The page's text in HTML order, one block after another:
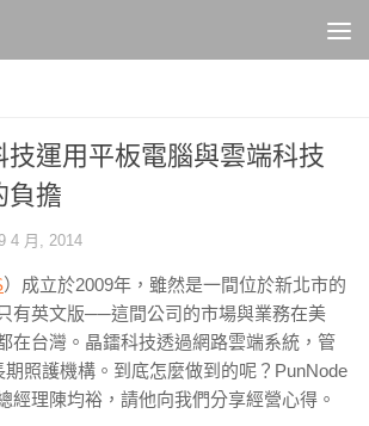
技運用平板電腦與雲端科技
負擔
4 月, 2014
）成立於2009年，雖然是一間位於新北市的
有英文版──這間公司的市場與業務在美
在台灣。晶鐳科技透過網路雲端系統，管
照護機構。到底怎麼做到的呢？PunNode
經理陳均裕，請他向我們分享經營心得。